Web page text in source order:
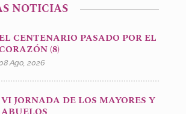
NOTICIAS
EL CENTENARIO PASADO POR EL
(8)
Ago, 2026
VI JORNADA DE LOS MAYORES Y